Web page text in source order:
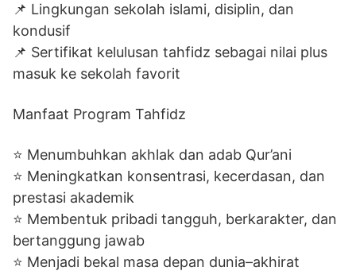
📌 Lingkungan sekolah islami, disiplin, dan
kondusif
📌 Sertifikat kelulusan tahfidz sebagai nilai plus
masuk ke sekolah favorit
Manfaat Program Tahfidz
⭐ Menumbuhkan akhlak dan adab Qur’ani
⭐ Meningkatkan konsentrasi, kecerdasan, dan
prestasi akademik
⭐ Membentuk pribadi tangguh, berkarakter, dan
bertanggung jawab
⭐ Menjadi bekal masa depan dunia–akhirat